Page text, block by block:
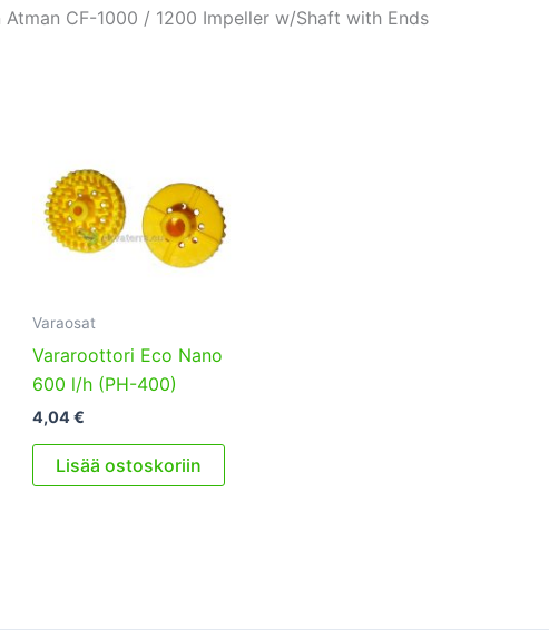
CF-1000 / 1200 Impeller w/Shaft with Ends
Varaosat
Vararoottori Eco Nano
600 l/h (PH-400)
4,04€
Lisää ostoskoriin